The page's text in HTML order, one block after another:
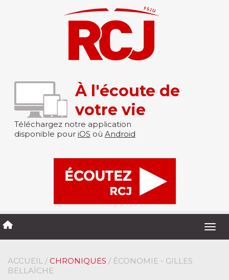
À l'écoute de
votre vie
Téléchargez notre application
disponible pour iOS où Android
ACCUEIL / CHRONIQUES / ÉCONOMIE - GILLES
BELLAÏCHE